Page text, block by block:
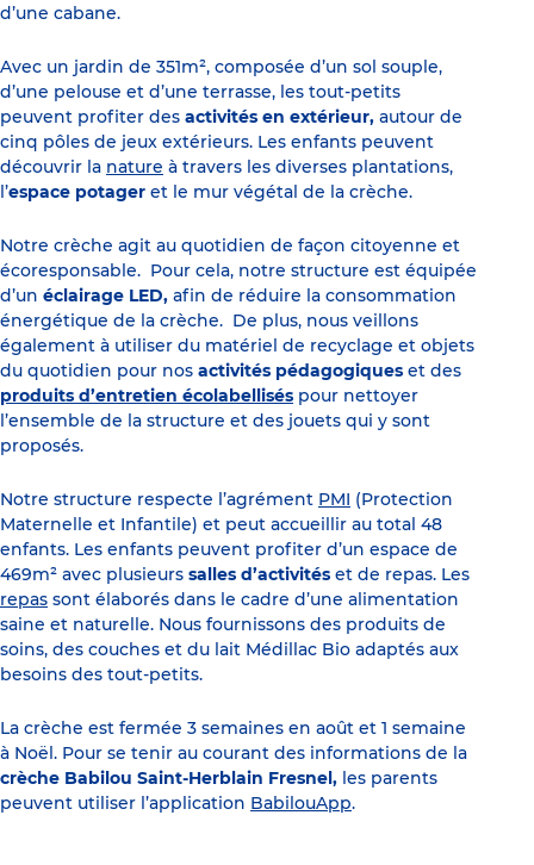
d’une cabane.
Avec un jardin de 351m², composée d’un sol souple,
d’une pelouse et d’une terrasse, les tout-petits
peuvent profiter des activités en extérieur, autour de
cinq pôles de jeux extérieurs. Les enfants peuvent
découvrir la nature à travers les diverses plantations,
l’espace potager et le mur végétal de la crèche.
Notre crèche agit au quotidien de façon citoyenne et
écoresponsable. Pour cela, notre structure est équipée
d’un éclairage LED, afin de réduire la consommation
énergétique de la crèche. De plus, nous veillons
également à utiliser du matériel de recyclage et objets
du quotidien pour nos activités pédagogiques et des
produits d’entretien écolabellisés pour nettoyer
l’ensemble de la structure et des jouets qui y sont
proposés.
Notre structure respecte l’agrément PMI (Protection
Maternelle et Infantile) et peut accueillir au total 48
enfants. Les enfants peuvent profiter d’un espace de
469m² avec plusieurs salles d’activités et de repas. Les
repas sont élaborés dans le cadre d’une alimentation
saine et naturelle. Nous fournissons des produits de
soins, des couches et du lait Médillac Bio adaptés aux
besoins des tout-petits.
La crèche est fermée 3 semaines en août et 1 semaine
à Noël. Pour se tenir au courant des informations de la
crèche Babilou Saint-Herblain Fresnel, les parents
peuvent utiliser l’application BabilouApp.